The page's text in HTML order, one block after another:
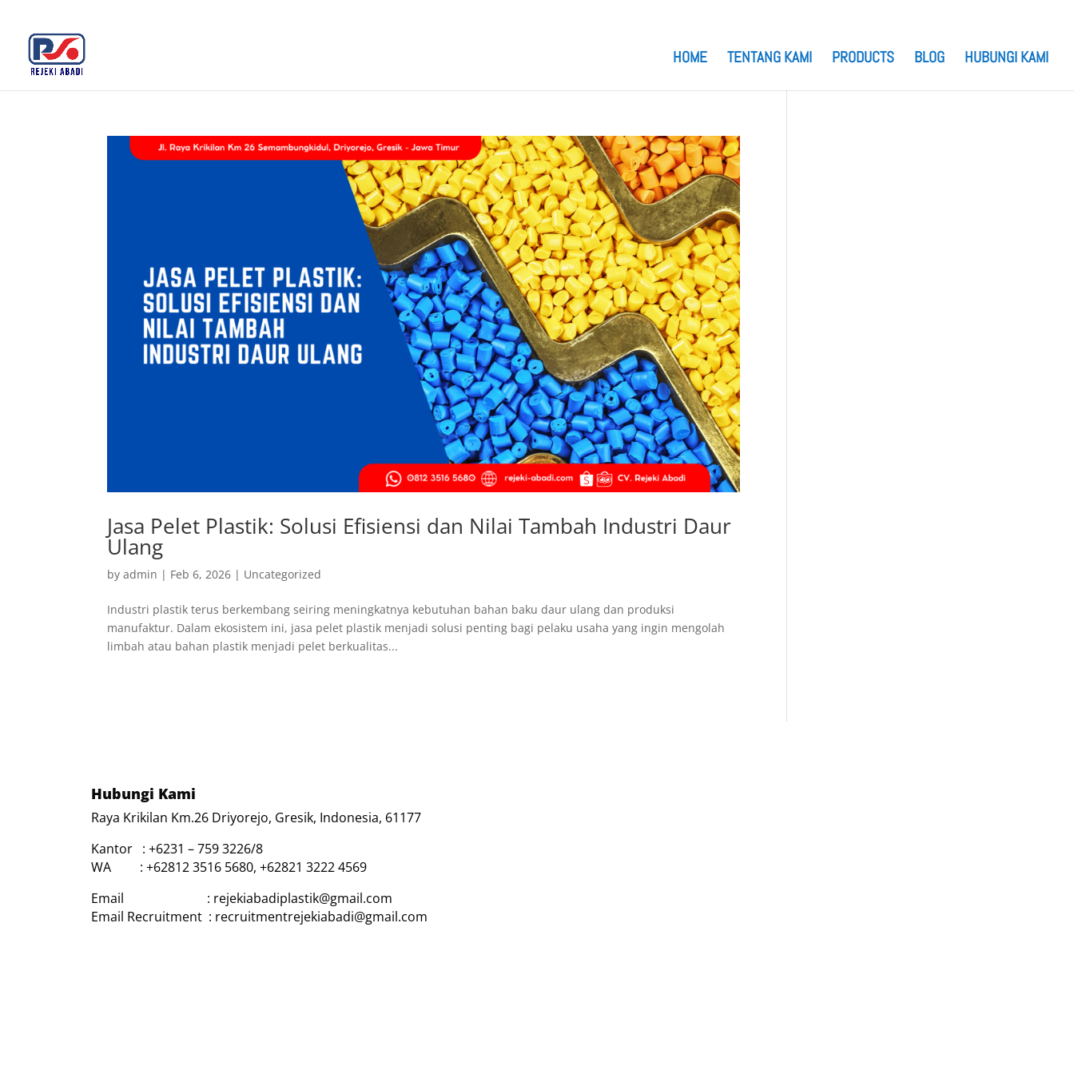
HOME TENTANG KAMI PRODUCTS BLOG HUBUNGI KAMI
Jasa Pelet Plastik: Solusi Efisiensi dan Nilai Tambah Industri Daur
Ulang
byadmin | Feb 6, 2026 | Uncategorized
Industri plastik terus berkembang seiring meningkatnya kebutuhan bahan baku daur ulang dan produksi
manufaktur. Dalam ekosistem ini, jasa pelet plastik menjadi solusi penting bagi pelaku usaha yang ingin mengolah
limbah atau bahan plastik menjadi pelet berkualitas...
Hubungi Kami
Raya Krikilan Km.26 Driyorejo, Gresik, Indonesia, 61177
Kantor : +6231 – 759 3226/8
WA : +62812 3516 5680, +62821 3222 4569
Email : rejekiabadiplastik@gmail.com
Email Recruitment : recruitmentrejekiabadi@gmail.com